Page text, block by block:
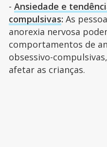
- Ansiedade e
compulsivas: As
anorexia nervosa
comportamentos de
obsessivo-
afetar as crianças.